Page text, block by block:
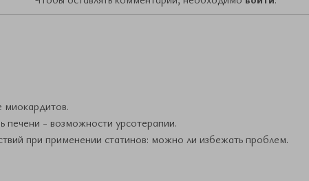
миокардитов.
печени - возможности урсотерапии.
при применении статинов: можно ли избежать проблем.